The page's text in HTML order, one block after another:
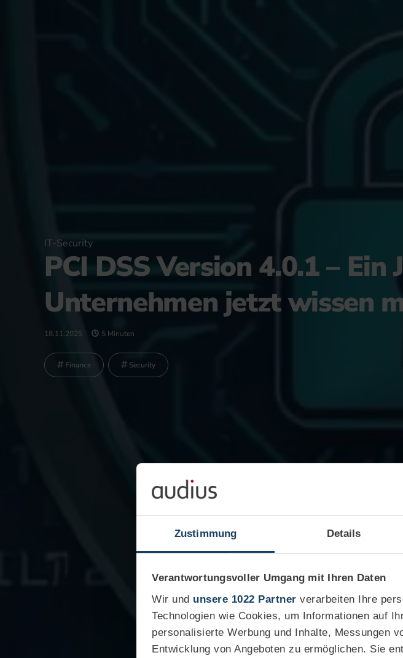
Zustimmung Details
Verantwortungsvoller Umgang mit Ihren Daten
Wir und unsere 1022 Partner verarbeiten Ihre
Technologien wie Cookies, um Informationen auf
personalisierte Werbung und Inhalte, Messungen
Entwicklung von Angeboten zu ermöglichen. Sie
IT-Security
PCI DSS Version 4.0.1 –
Unternehmen jetzt wissen
18.11.2025 5 Minuten
Finance Security